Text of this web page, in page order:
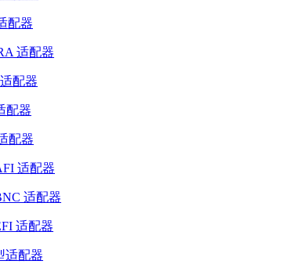
配器
适配器
配器
配器
配器
适配器
适配器
适配器
适配器